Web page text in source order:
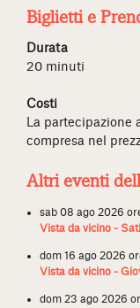
Biglietti e
Durata
20 minuti
Costi
La partecipazione
compresa nel
Altri eventi
sab 08 ago 2026
Vista da vicino -
dom 16 ago 2026
Vista da vicino -
dom 23 ago 2026